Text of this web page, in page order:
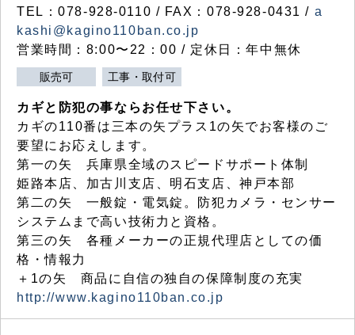
TEL：078-928-0110 / FAX：078-928-0431 / a
kashi@kagino110ban.co.jp
営業時間：8:00〜22：00 / 定休日：年中無休
販売可 工事・取付可
カギと防犯の事ならお任せ下さい。
カギの110番は三本の矢プラス1の矢でお客様のご
要望にお応えします。
第一の矢 兵庫県全域のスピードサポート体制
姫路本店、加古川支店、明石支店、神戸本部
第二の矢 一般錠・電気錠。防犯カメラ・センサー
システムまで高い技術力と資格。
第三の矢 各種メーカーの正規代理店としての価
格・情報力
＋1の矢 商品に自信の独自の保障制度の充実
http://www.kagino110ban.co.jp